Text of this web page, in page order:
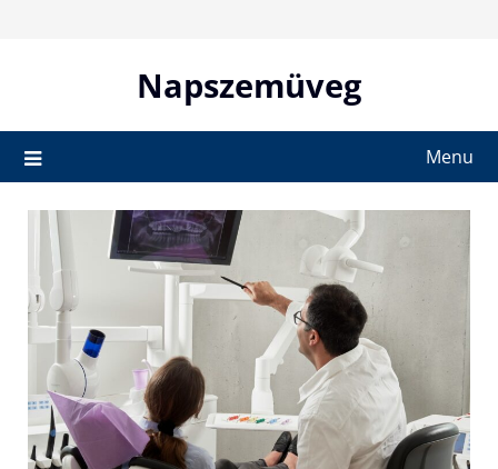
Napszemüveg
Menu